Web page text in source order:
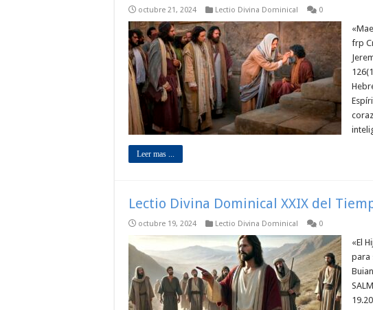
octubre 21, 2024 Lectio Divina Dominical 0
frp
Leer mas ...
Lectio Divina Dominical XXIX del
octubre 19, 2024 Lectio Divina Dominical 0
«El
para